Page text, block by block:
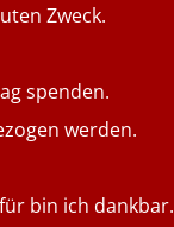
Zweck.
spenden.
werden.
bin ich dankbar.